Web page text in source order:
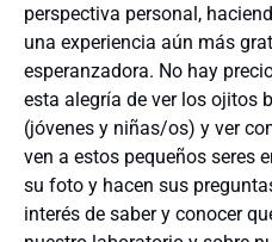
perspectiva personal,
una experiencia aún más
esperanzadora. No hay
esta alegría de ver los ojitos
(jóvenes y niñas/os) y ver
ven a estos pequeños seres
su foto y hacen sus
interés de saber y conocer